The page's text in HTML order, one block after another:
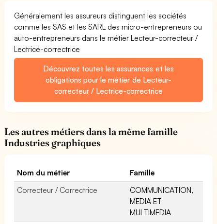
Généralement les assureurs distinguent les sociétés
comme les SAS et les SARL des micro-entrepreneurs ou
auto-entrepreneurs dans le métier Lecteur-correcteur /
Lectrice-correctrice
Découvrez toutes les assurances et les
obligations pour le métier de Lecteur-
correcteur / Lectrice-correctrice
Les autres métiers dans la même famille
Industries graphiques
Nom du métier
Famille
Correcteur / Correctrice
COMMUNICATION,
MEDIA ET
MULTIMEDIA